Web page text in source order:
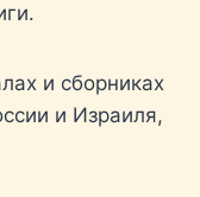
и сборниках
и Израиля,